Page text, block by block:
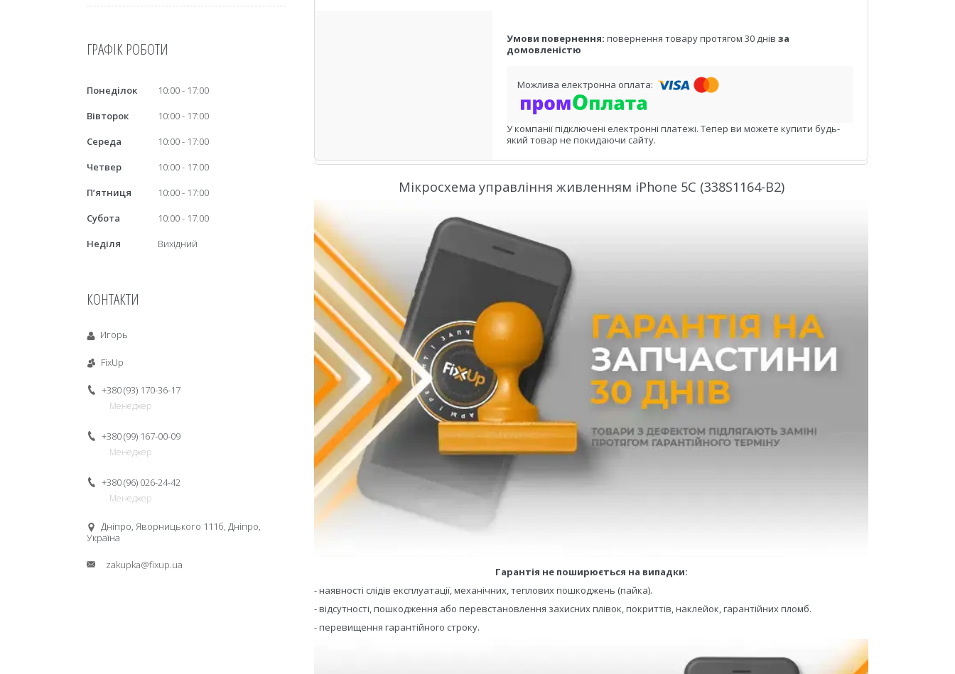
повернення товару протягом 30 днів за
домовленістю
У компанії підключені електронні платежі. Тепер ви можете купити будь-
який товар не покидаючи сайту.
Мікросхема управління живленням iPhone 5C (338S1164-B2)
Гарантія не поширюється на випадки:
- наявності слідів експлуатації, механічних, теплових пошкоджень (пайка).
- відсутності, пошкодження або перевстановлення захисних плівок, покриттів, наклейок, гарантійних пломб.
- перевищення гарантійного строку.
ГРАФІК РОБОТИ
Понеділок 10:00
17:00
Вівторок
10:00
17:00
Середа
10:00
17:00
Четвер
10:00
17:00
Пʼятниця
10:00
17:00
Субота
10:00
17:00
Неділя
Вихідний
КОНТАКТИ
Игорь
FixUp
+380 (93) 170-36-17
Менеджер
+380 (99) 167-00-09
Менеджер
+380 (96) 026-24-42
Менеджер
Дніпро, Яворницького 111б, Дніпро,
Україна
zakupka@fixup.ua